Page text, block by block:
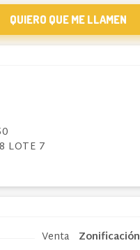
QUIERO QUE ME LLAMEN
LOTE 7
Venta
Zonificación